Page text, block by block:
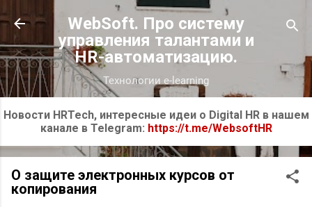
К основному контенту
WebSoft. Про систему
управления талантами и
HR-автоматизацию.
Технологии e-learning
Новости HRTech, интересные идеи о Digital HR в нашем
канале в Telegram: https://t.me/WebsoftHR
О защите электронных курсов от
копирования